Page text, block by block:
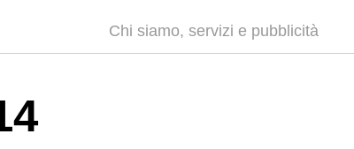
Chi siamo, servizi e pubblicità